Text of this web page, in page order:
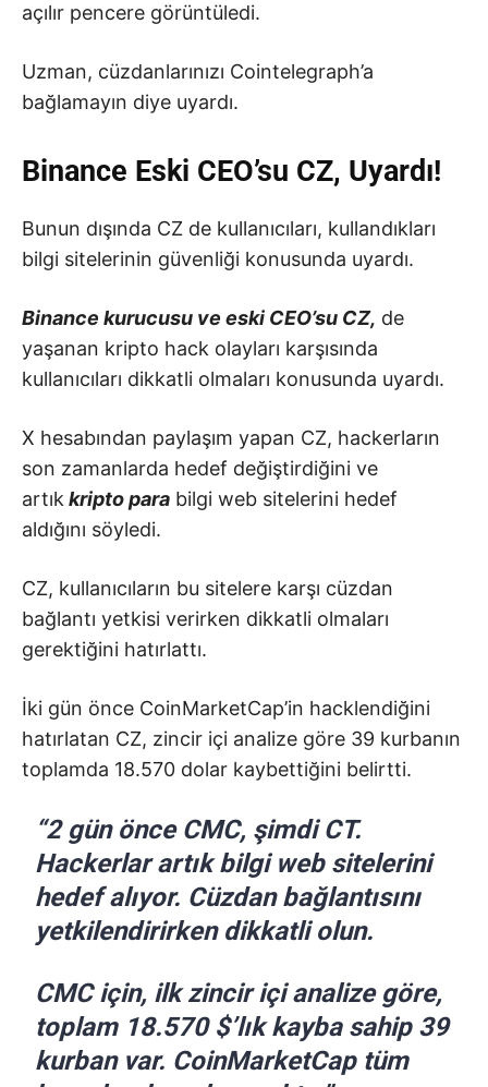
açılır pencere görüntüledi.
Uzman, cüzdanlarınızı Cointelegraph’a
bağlamayın diye uyardı.
Binance Eski CEO’su CZ, Uyardı!
Bunun dışında CZ de kullanıcıları, kullandıkları
bilgi sitelerinin güvenliği konusunda uyardı.
Binance kurucusu ve eski CEO’su CZ, de
yaşanan kripto hack olayları karşısında
kullanıcıları dikkatli olmaları konusunda uyardı.
X hesabından paylaşım yapan CZ, hackerların
son zamanlarda hedef değiştirdiğini ve
artık kripto para bilgi web sitelerini hedef
aldığını söyledi.
CZ, kullanıcıların bu sitelere karşı cüzdan
bağlantı yetkisi verirken dikkatli olmaları
gerektiğini hatırlattı.
İki gün önce CoinMarketCap’in hacklendiğini
hatırlatan CZ, zincir içi analize göre 39 kurbanın
toplamda 18.570 dolar kaybettiğini belirtti.
“2 gün önce CMC, şimdi CT.
Hackerlar artık bilgi web sitelerini
hedef alıyor. Cüzdan bağlantısını
yetkilendirirken dikkatli olun.
CMC için, ilk zincir içi analize göre,
toplam 18.570 $’lık kayba sahip 39
kurban var. CoinMarketCap tüm